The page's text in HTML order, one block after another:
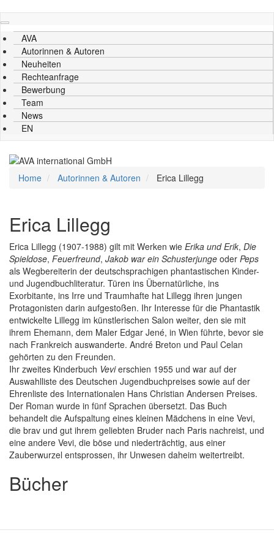
Direkt
zum
InhaltAVA
Autorinnen & Autoren
Neuheiten
Rechteanfrage
Bewerbung
Team
News
EN
Home Autorinnen & Autoren Erica Lillegg
Erica Lillegg
Erica Lillegg (1907-1988) gilt mit Werken wie Erika und Erik, Die
Spieldose, Feuerfreund, Jakob war ein Schusterjunge oder Peps
als Wegbereiterin der deutschsprachigen phantastischen Kinder-
und Jugendbuchliteratur. Türen ins Übernatürliche, ins
Exorbitante, ins Irre und Traumhafte hat Lillegg ihren jungen
Protagonisten darin aufgestoßen. Ihr Interesse für die Phantastik
entwickelte Lillegg im künstlerischen Salon weiter, den sie mit
ihrem Ehemann, dem Maler Edgar Jené, in Wien führte, bevor sie
nach Frankreich auswanderte. André Breton und Paul Celan
gehörten zu den Freunden.
Ihr zweites Kinderbuch Vevierschien 1955 und war auf der
Auswahlliste des Deutschen Jugendbuchpreises sowie auf der
Ehrenliste des Internationalen Hans Christian Andersen Preises.
Der Roman wurde in fünf Sprachen übersetzt. Das Buch
behandelt die Aufspaltung eines kleinen Mädchens in eine Vevi,
die brav und gut ihrem geliebten Bruder nach Paris nachreist, und
eine andere Vevi, die böse und niederträchtig, aus einer
Zauberwurzel entsprossen, ihr Unwesen daheim weitertreibt.
Bücher